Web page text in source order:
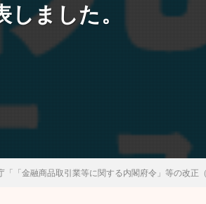
ル集団ました。
「「金融商品取引業等に関する内閣府令」等の改正